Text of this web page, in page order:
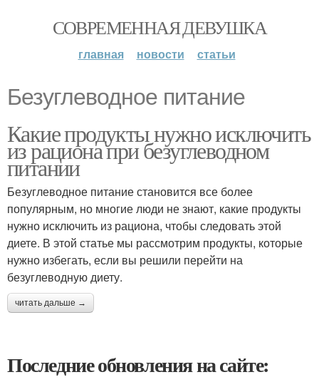
СОВРЕМЕННАЯ ДЕВУШКА
главная новости статьи
Безуглеводное питание
Какие продукты нужно исключить
из рациона при безуглеводном
питании
Безуглеводное питание становится все более
популярным, но многие люди не знают, какие продукты
нужно исключить из рациона, чтобы следовать этой
диете. В этой статье мы рассмотрим продукты, которые
нужно избегать, если вы решили перейти на
безуглеводную диету.
читать дальше →
Последние обновления на сайте: